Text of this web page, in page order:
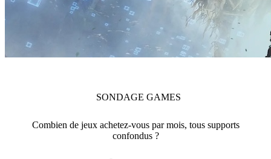
SONDAGE GAMES
Combien de jeux achetez-vous par mois, tous supports
confondus ?